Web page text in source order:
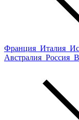
Франция Италия
Австралия Россия